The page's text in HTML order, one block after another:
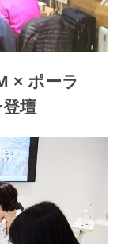
× ポーラ
壇